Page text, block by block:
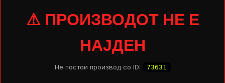
⚠ ПРОИЗВОДОТ НЕ Е
НАЈДЕН
Не постои производ со ID: 73631